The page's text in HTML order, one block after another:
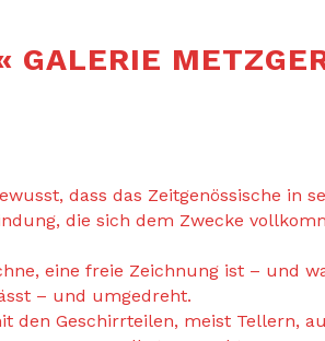
GALERIE
dass das Zeitgenössische in
die sich dem Zwecke
eine freie Zeichnung ist – und
– und umgedreht.
Geschirrteilen, meist Tellern,